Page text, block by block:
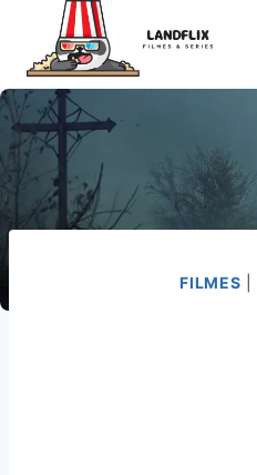
Conteúdo
FILMES